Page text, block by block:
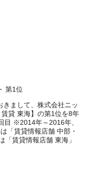
まして、株式会社ニッ
貸 東海】の第1位を8年
目 ※2014年～2016年、
「賃貸情報店舗 中部・
賃貸情報店舗 東海」